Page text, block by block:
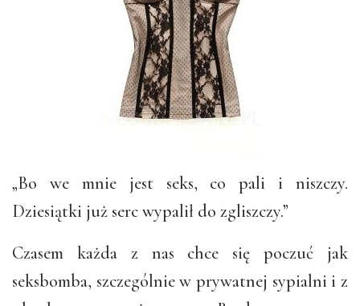
„Bo we mnie jest seks, co pali i niszczy.
Dziesiątki już serc wypalił do zgliszczy.”
Czasem każda z nas chce się poczuć jak
seksbomba, szczególnie w prywatnej sypialni i z